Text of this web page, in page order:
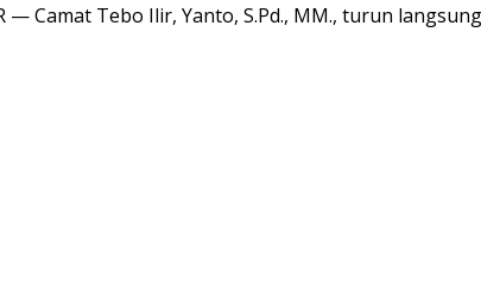
— Camat Tebo Ilir, Yanto, S.Pd., MM., turun